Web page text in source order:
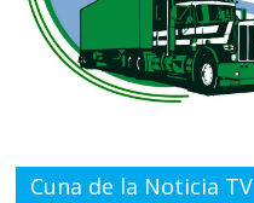
Cuna de la Noticia TV